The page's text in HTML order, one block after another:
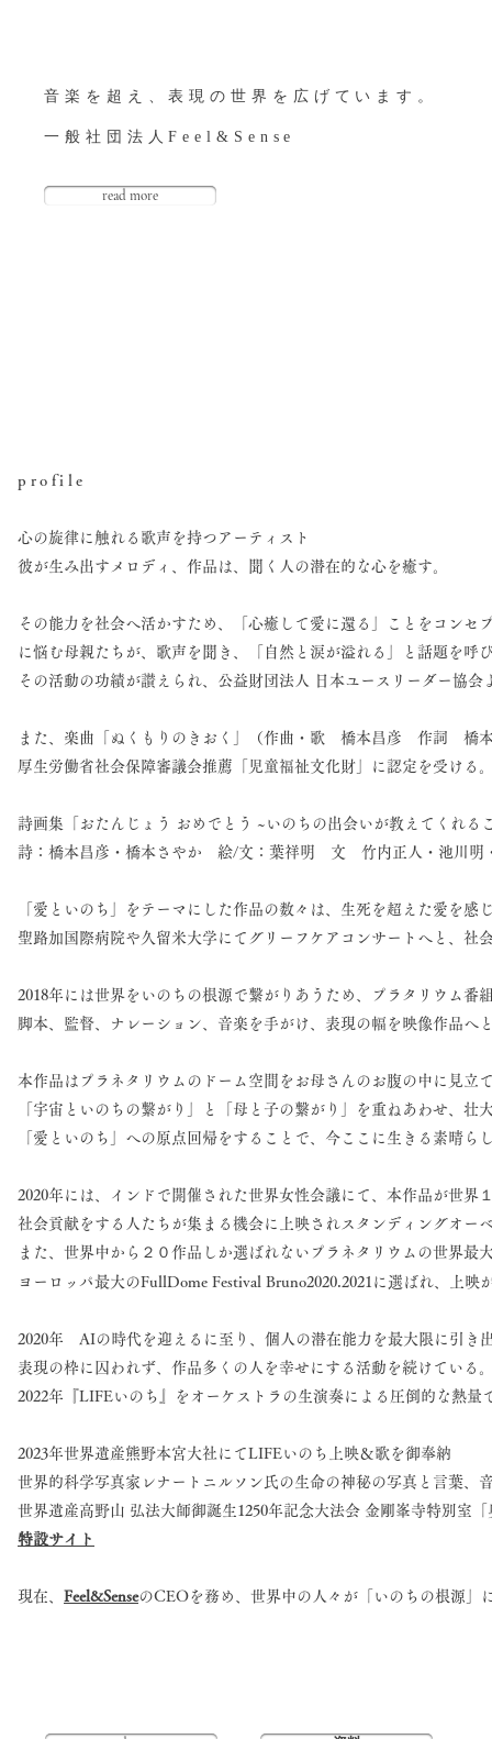
音楽を超え、表現の世界を広げています。
​一般社団法人Feel&Sense
read more
profile​
心の旋律に触れる歌声を持つアーティスト
彼が生み出すメロディ、作品は、聞く人の潜在的な心を癒す。
その能力を社会へ活かすため、「心癒して愛に還る」ことをコン
に悩む母親たちが、歌声を聞き、「自然と涙が溢れる」と話題を呼
その活動の功績が讃えられ、公益財団法人 日本ユースリーダー協
また、楽曲「ぬくもりのきおく」（作曲・歌 橋本昌彦 作詞 橋
厚生労働省社会保障審議会推薦「児童福祉文化財」に認定を受ける
詩画集「おたんじょう おめでとう ~いのちの出会いが教えてくれる
詩：橋本昌彦・橋本さやか 絵/文：葉祥明 文 竹内正人・池川明
「愛といのち」をテーマにした作品の数々は、生死を超えた愛を感
聖路加国際病院や久留米大学にてグリーフケアコンサートへと、社
2018年には世界をいのちの根源で繋がりあうため、プラタリウム
脚本、監督、ナレーション、音楽を手がけ、表現の幅を映像作品へ
本作品はプラネタリウムのドーム空間をお母さんのお腹の中に見立
「宇宙といのちの繋がり」と「母と子の繋がり」を重ねあわせ、壮
「愛といのち」への原点回帰をすることで、今ここに生きる素晴ら
2020年には、インドで開催された世界女性会議にて、本作品が世界
社会貢献をする人たちが集まる機会に上映されスタンディングオー
また、世界中から２０作品しか選ばれないプラネタリウムの世界最
ヨーロッパ最大のFullDome Festival Bruno2020.2021に選ばれ、上映
2020年 AIの時代を迎えるに至り、個人の潜在能力を最大限に引き
表現の枠に囚われず、作品多くの人を幸せにする活動を続けている
2022年『LIFEいのち』をオーケストラの生演奏による圧倒的な熱
2023年世界遺産熊野本宮大社にてLIFEいのち上映＆歌を御奉納
世界的科学写真家レナートニルソン氏の生命の神秘の写真と言葉
世界遺産高野山 弘法大師御誕生1250年記念大法会 金剛峯寺特別室
特設サイト
現在、 Feel&SenseのCEOを務め、世界中の人々が「いのちの根源」